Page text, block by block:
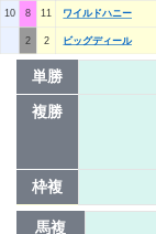
10 8 11 ワイルドハニー
2 2 ビッグディール
単勝
複勝
枠複
馬複